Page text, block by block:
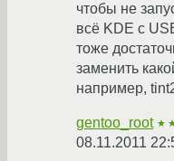
чтобы не
всё KDE с
тоже
заменить
например,
gentoo_root
08.11.2011